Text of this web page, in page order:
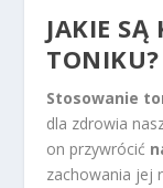
JAKIE
TONIKU?
Stosowanie
dla zdrowia
on przywrócić
zachowania jej